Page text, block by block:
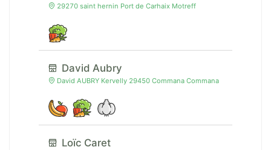
29270 saint hernin Port de Carhaix Motreff
David Aubry
David AUBRY Kervelly 29450 Commana Commana
Loïc Caret